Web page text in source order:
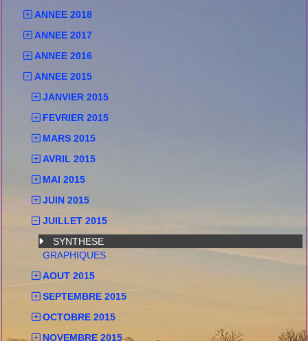
ANNEE 2018
ANNEE 2017
ANNEE 2016
ANNEE 2015
JANVIER 2015
FEVRIER 2015
MARS 2015
AVRIL 2015
MAI 2015
JUIN 2015
JUILLET 2015
SYNTHESE
GRAPHIQUES
AOUT 2015
SEPTEMBRE 2015
OCTOBRE 2015
NOVEMBRE 2015